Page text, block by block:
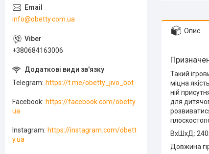
Опис
Такий
міцна
ній
для
ВхШхД:
Довжина
info@obetty.com.ua
+380684163006
Telegram https://t.me/obetty_jivo_bot
Facebook https://facebook.com/obetty.
ua
Instagram
https://instagram.com/obett
y.ua